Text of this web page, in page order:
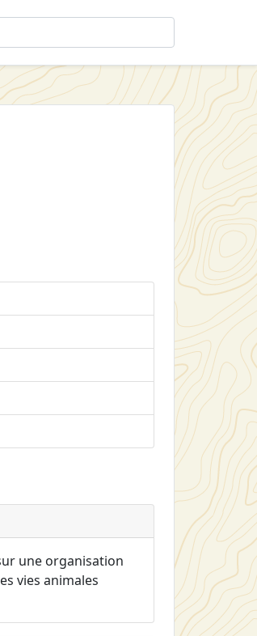
une organisation
vies animales